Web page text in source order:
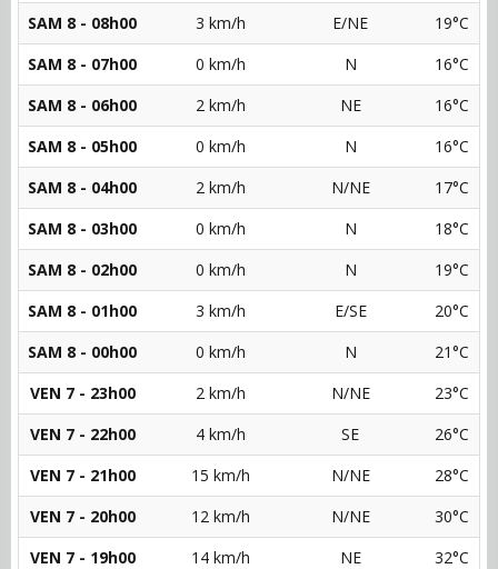
SAM 8 - 08h00
3 km/h E/NE
19°C
SAM 8 - 07h00
0 km/h N
16°C
SAM 8 - 06h00
2 km/h NE
16°C
SAM 8 - 05h00
0 km/h N
16°C
SAM 8 - 04h00
2 km/h N/NE
17°C
SAM 8 - 03h00
0 km/h N
18°C
SAM 8 - 02h00
0 km/h N
19°C
SAM 8 - 01h00
3 km/h E/SE
20°C
SAM 8 - 00h00
0 km/h N
21°C
VEN 7 - 23h00
2 km/h N/NE
23°C
VEN 7 - 22h00
4 km/h SE
26°C
VEN 7 - 21h00
15 km/h N/NE
28°C
VEN 7 - 20h00
12 km/h N/NE
30°C
VEN 7 - 19h00
14 km/h NE
32°C